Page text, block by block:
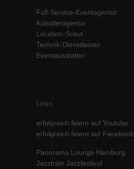
Full-Service-Eventagentur
Künstleragentur
Location-Scout
Technik-Dienstleister
Eventausstatter
Links
erfolgreich feiern auf Youtube
erfolgreich feiern auf Facebook
Panorama Lounge Hamburg
Jazztrain Jazzfestival